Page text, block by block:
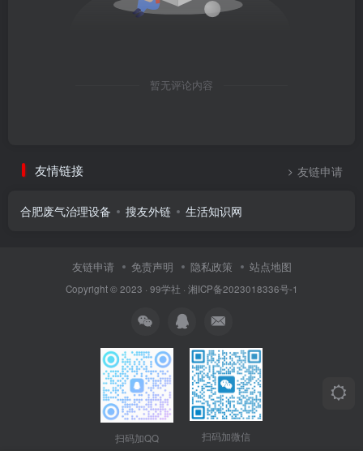
暂无评论内容
友情链接 友链申请
合肥废气治理设备 搜友外链 生活知识网
友链申请 免责声明 隐私政策 站点地图
Copyright © 2023 · 99学社 · 湘ICP备2023018336号-1
扫码加QQ 扫码加微信